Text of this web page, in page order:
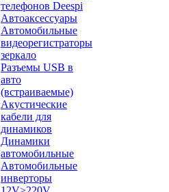
телефонов Deespi
Автоаксессуары
Автомобильные
видеорегистраторы
зеркало
Разъемы USB в
авто
(встраиваемые)
Акустические
кабели для
динамиков
Динамики
автомобильные
Автомобильные
инверторы